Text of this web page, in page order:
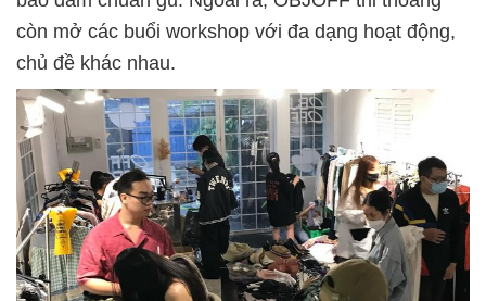
còn mở các buổi workshop với đa dạng hoạt động,
chủ đề khác nhau.